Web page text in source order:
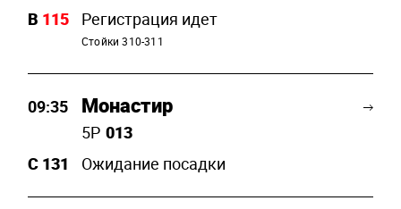
B 115 Регистрация идет
Стойки 310-311
09:35 Монастир
5P 013
C 131 Ожидание посадки